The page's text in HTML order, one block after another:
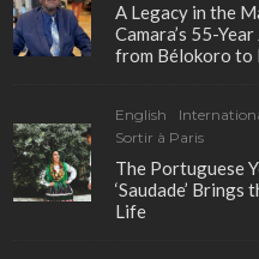
A Legacy in the
Camara’s 55-
from Bélokoro to
English
Sortir à Paris
The Portuguese
‘Saudade’
Life